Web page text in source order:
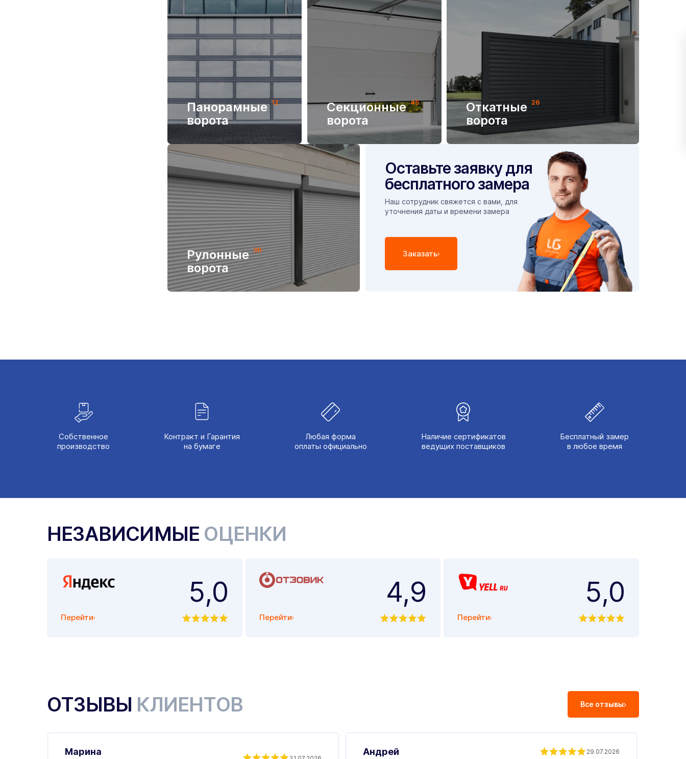
Панорамные
ворота
12
Секционные
ворота
45
Откатные
ворота
26
Рулонные
ворота
30
Оставьте заявку для
бесплатного замера
Наш сотрудник свяжется с вами, для
уточнения даты и времени замера
Заказать
Собственное
производство
Контракт и Гарантия
на бумаге
Любая форма
оплаты официально
Наличие сертификатов
ведущих поставщиков
Бесплатный замер
в любое время
НЕЗАВИСИМЫЕ ОЦЕНКИ
Перейти
5,0
Перейти
4,9
Перейти
5,0
ОТЗЫВЫ КЛИЕНТОВ Все отзывы
Марина Андрей 29.07.2026